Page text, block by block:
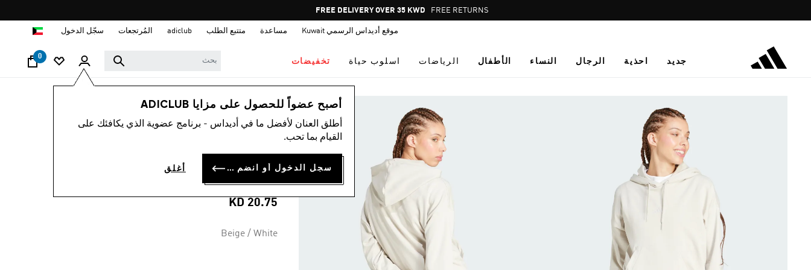
Pause
promotion
FREE DELIVERY OVER 35 KWD FREE RETURNS
موقع أديداس الرسمي Kuwait مساعدة متتبع الطلب adiclub المُرتجعات سجّل الدخول
جديد احذية الرجال النساء الأطفال الرياضات اسلوب حياة تخفيضات
0
أصبح عضواً للحصول على مزايا ADICLUB
أطلق العنان لأفضل ما في أديداس - برنامج عضوية الذي يكافئك على
القيام بما تحب.
سجل الدخول أو انضم الآن أغلق
النساء ملابس
كنزة ESSENTIALS
SMALL LOGO
FRENCH TERRY
KD 20.75
Beige / White